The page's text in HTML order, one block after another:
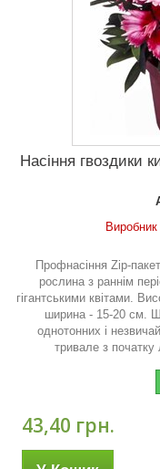
Насіння гвоздики
Профнасіння Zip-
рослина з раннім
гігантськими квітами.
ширина - 15-20 см.
однотонних і
тривале з початку
43,40 грн.